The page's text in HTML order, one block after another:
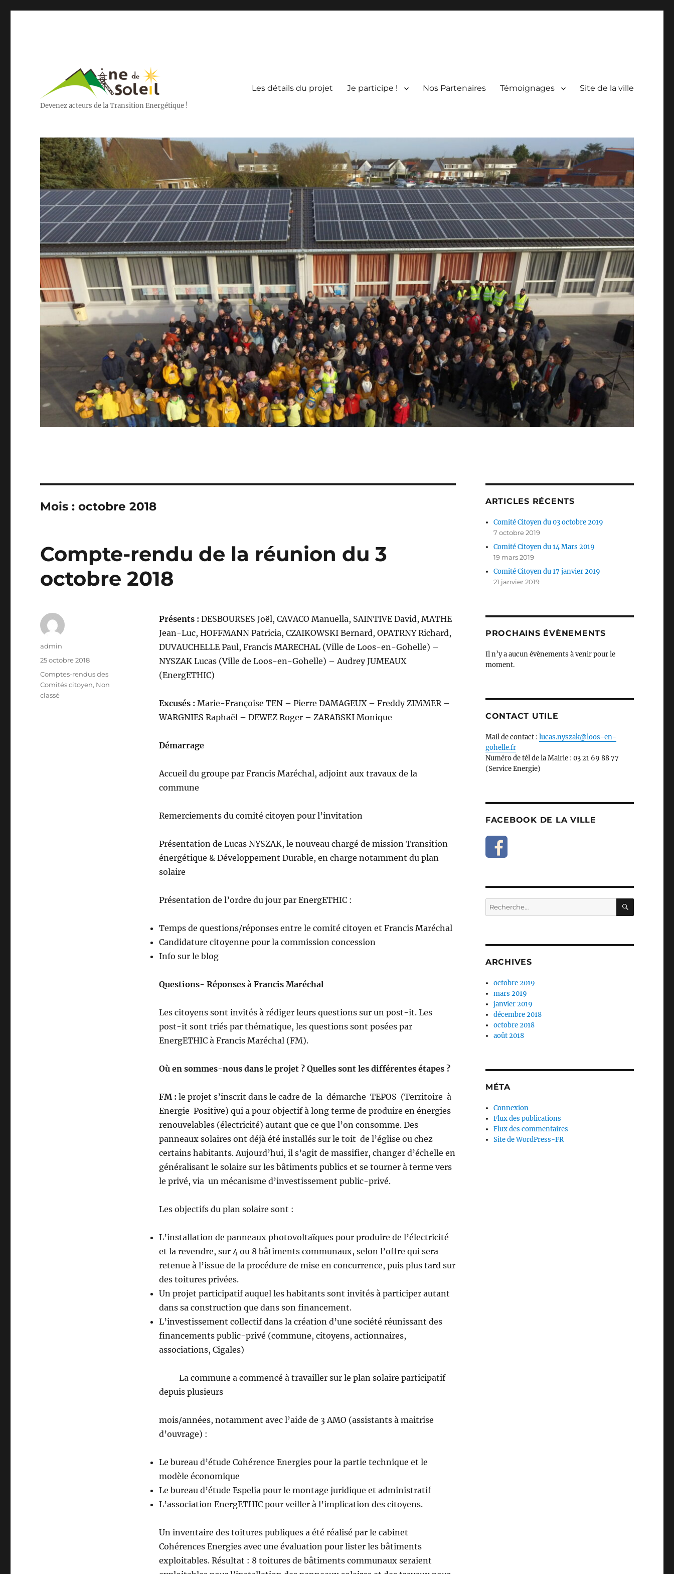
Devenez acteurs de la Transition Energétique !
Les détails du projet Je participe ! Nos Partenaires Témoignages Site de la ville
Mois :octobre 2018
Compte-rendu de la réunion du 3
octobre 2018
Présents : DESBOURSES Joël, CAVACO Manuella, SAINTIVE David, MATHE
Jean-Luc, HOFFMANN Patricia, CZAIKOWSKI Bernard, OPATRNY Richard,
DUVAUCHELLE Paul, Francis MARECHAL (Ville de Loos-en-Gohelle) –
NYSZAK Lucas (Ville de Loos-en-Gohelle) – Audrey JUMEAUX
(EnergETHIC)
Excusés : Marie-Françoise TEN – Pierre DAMAGEUX – Freddy ZIMMER –
WARGNIES Raphaël – DEWEZ Roger – ZARABSKI Monique
Démarrage
Accueil du groupe par Francis Maréchal, adjoint aux travaux de la
commune
Remerciements du comité citoyen pour l’invitation
Présentation de Lucas NYSZAK, le nouveau chargé de mission Transition
énergétique & Développement Durable, en charge notamment du plan
solaire
Présentation de l’ordre du jour par EnergETHIC :
Temps de questions/réponses entre le comité citoyen et Francis Maréchal
Candidature citoyenne pour la commission concession
Info sur le blog
Questions- Réponses à Francis Maréchal
Les citoyens sont invités à rédiger leurs questions sur un post-it. Les
post-it sont triés par thématique, les questions sont posées par
EnergETHIC à Francis Maréchal (FM).
Où en sommes-nous dans le projet ? Quelles sont les différentes étapes ?
FM : le projet s’inscrit dans le cadre de la démarche TEPOS (Territoire à
Energie Positive) qui a pour objectif à long terme de produire en énergies
renouvelables (électricité) autant que ce que l’on consomme. Des
panneaux solaires ont déjà été installés sur le toit de l’église ou chez
certains habitants. Aujourd’hui, il s’agit de massifier, changer d’échelle en
généralisant le solaire sur les bâtiments publics et se tourner à terme vers
le privé, via un mécanisme d’investissement public-privé.
Les objectifs du plan solaire sont :
L’installation de panneaux photovoltaïques pour produire de l’électricité
et la revendre, sur 4 ou 8 bâtiments communaux, selon l’offre qui sera
retenue à l’issue de la procédure de mise en concurrence, puis plus tard sur
des toitures privées.
Un projet participatif auquel les habitants sont invités à participer autant
dans sa construction que dans son financement.
L’investissement collectif dans la création d’une société réunissant des
financements public-privé (commune, citoyens, actionnaires,
associations, Cigales)
La commune a commencé à travailler sur le plan solaire participatif
depuis plusieurs
mois/années, notamment avec l’aide de 3 AMO (assistants à maitrise
d’ouvrage) :
Le bureau d’étude Cohérence Energies pour la partie technique et le
modèle économique
Le bureau d’étude Espelia pour le montage juridique et administratif
L’association EnergETHIC pour veiller à l’implication des citoyens.
Un inventaire des toitures publiques a été réalisé par le cabinet
Cohérences Energies avec une évaluation pour lister les bâtiments
exploitables. Résultat : 8 toitures de bâtiments communaux seraient
Auteur
admin
Publié
25 octobre 2018
Catégories
Comptes-rendus des
Comités citoyen, Non
classé
ARTICLES RÉCENTS
Comité Citoyen du 03 octobre 2019
7 octobre 2019
Comité Citoyen du 14 Mars 2019
19 mars 2019
Comité Citoyen du 17 janvier 2019
21 janvier 2019
PROCHAINS ÉVÈNEMENTS
Il n’y a aucun évènements à venir pour le
moment.
CONTACT UTILE
Mail de contact : lucas.nyszak@loos-en-
gohelle.fr
Numéro de tél de la Mairie : 03 21 69 88 77
(Service Energie)
FACEBOOK DE LA VILLE
Recherche
pour :
ARCHIVES
octobre 2019
mars 2019
janvier 2019
décembre 2018
octobre 2018
août 2018
MÉTA
Connexion
Flux des publications
Flux des commentaires
Site de WordPress-FR